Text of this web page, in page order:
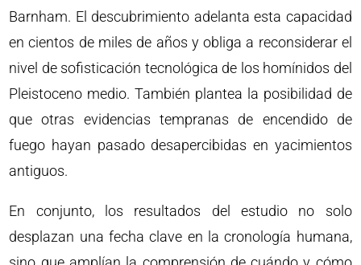
Barnham. El descubrimiento adelanta esta capacidad
en cientos de miles de años y obliga a reconsiderar el
nivel de sofisticación tecnológica de los homínidos del
Pleistoceno medio. También plantea la posibilidad de
que otras evidencias tempranas de encendido de
fuego hayan pasado desapercibidas en yacimientos
antiguos.
En conjunto, los resultados del estudio no solo
desplazan una fecha clave en la cronología humana,